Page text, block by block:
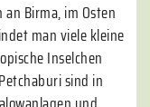
Birma, im Osten
man viele kleine
Inselchen
sind in